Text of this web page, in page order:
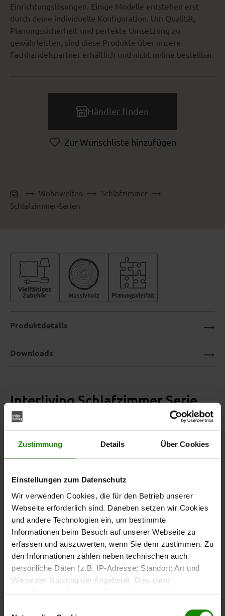
Zustimmung Details Über Cookies
Einstellungen zum Datenschutz
Wir verwenden Cookies, die für den Betrieb unserer
Webseite erforderlich sind. Daneben setzen wir Cookies
und andere Technologien ein, um bestimmte
Informationen beim Besuch auf unserer Webseite zu
erfassen und auszuwerten, wenn Sie dem zustimmen. Zu
den Informationen zählen neben technischen auch
persönliche Daten (z.B. IP-Adresse; Standort; Art und
Weise der Nutzung der Angebote). Dies dient
verschiedenen Zwecken: Statistik Cookies helfen uns zu
Einrichtungslösungen. Einige Modelle entstehen erst
durch deine individuelle Konfiguration. Um Qualität,
Planungssicherheit und perfekte Umsetzung zu
gewährleisten, sind diese Produkte über unsere
Fachhandelspartner erhältlich und nicht online bestellbar.
Händler finden
Zur Wunschliste hinzufügen
Wohnwelten
Schlafzimmer
Schlafzimmer-Serien
Interliving Schlafzimmer Serie
1027 – Komplettzimmer
DasKomplettzimmer aus der Interliving Schlafzimmer
Serie 1027kombiniert natürliche Holzoptik mit
bianco, champagnerfarbenes Glas
Akzenteschaffen gemeinsam eine wohnliche und
moderne Atmosphäre im Schlafzimmer. Dasmassive
Riffholzan Schrank und Kopfteil ergänzt das Design mit
einer natürlichen Struktur und sorgt für ein harmonisches
Gesamtbild.
Vier Möbelstücke –
Produktdetails
Downloads